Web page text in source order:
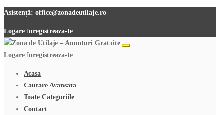
Asistență: office@zonadeutilaje.ro
Logare Inregistreaza-te
Logare Inregistreaza-te
Acasa
Cautare Avansata
Toate Categoriile
Contact